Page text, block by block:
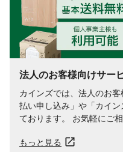
法人のお客様向けサー
カインズでは、法人のお
払い申し込み」や「カイ
ております。 お気軽にご相
もっと見る